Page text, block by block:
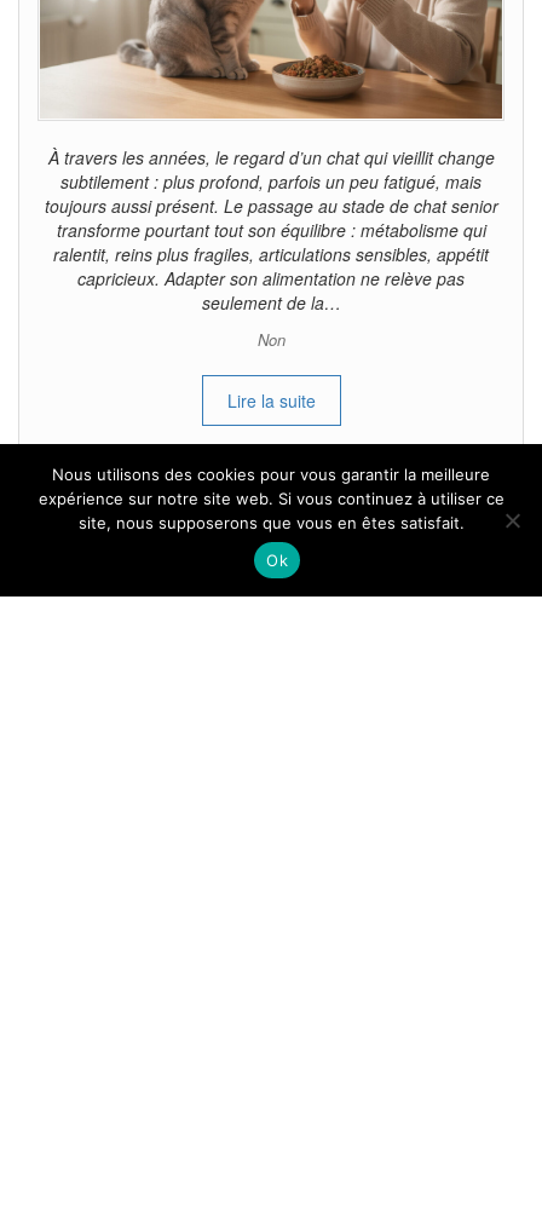
À travers les années, le regard d’un chat qui vieillit change
subtilement : plus profond, parfois un peu fatigué, mais
toujours aussi présent. Le passage au stade de chat senior
transforme pourtant tout son équilibre : métabolisme qui
ralentit, reins plus fragiles, articulations sensibles, appétit
capricieux. Adapter son alimentation ne relève pas
seulement de la…
Non
Lire la suite
Tous droits reservés.
Nous utilisons des cookies pour vous garantir la meilleure
expérience sur notre site web. Si vous continuez à utiliser ce
site, nous supposerons que vous en êtes satisfait.
Ok